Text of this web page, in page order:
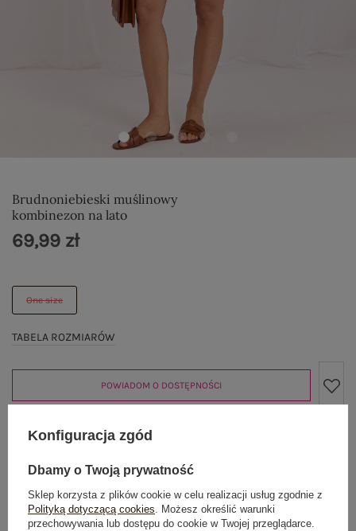
Brudnoniebieski muślinowy
kombinezon na lato
One size
TABELA ROZMIARÓW
69,99 zł
POWIADOM O DOSTĘPNOŚCI
OPIS PRODUKTU
Konfiguracja zgód
Dbamy o Twoją prywatność
Sklep korzysta z plików cookie w celu realizacji usług zgodnie z
Polityką dotyczącą cookies. Możesz określić warunki
przechowywania lub dostępu do cookie w Twojej przeglądarce.